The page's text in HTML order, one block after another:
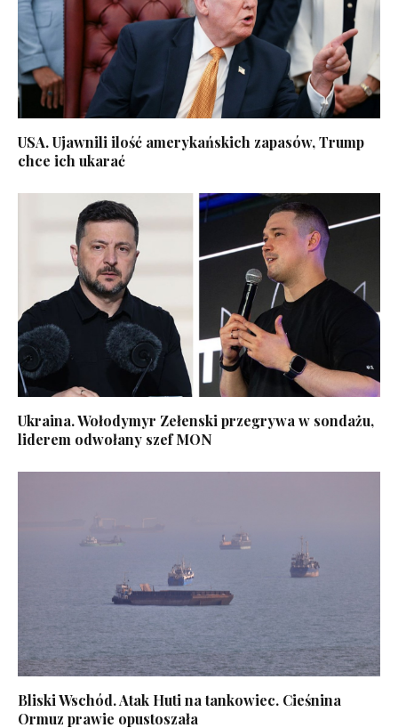
USA. Ujawnili ilość amerykańskich zapasów, Trump
chce ich ukarać
Ukraina. Wołodymyr Zełenski przegrywa w sondażu,
liderem odwołany szef MON
Bliski Wschód. Atak Huti na tankowiec. Cieśnina
Ormuz prawie opustoszała